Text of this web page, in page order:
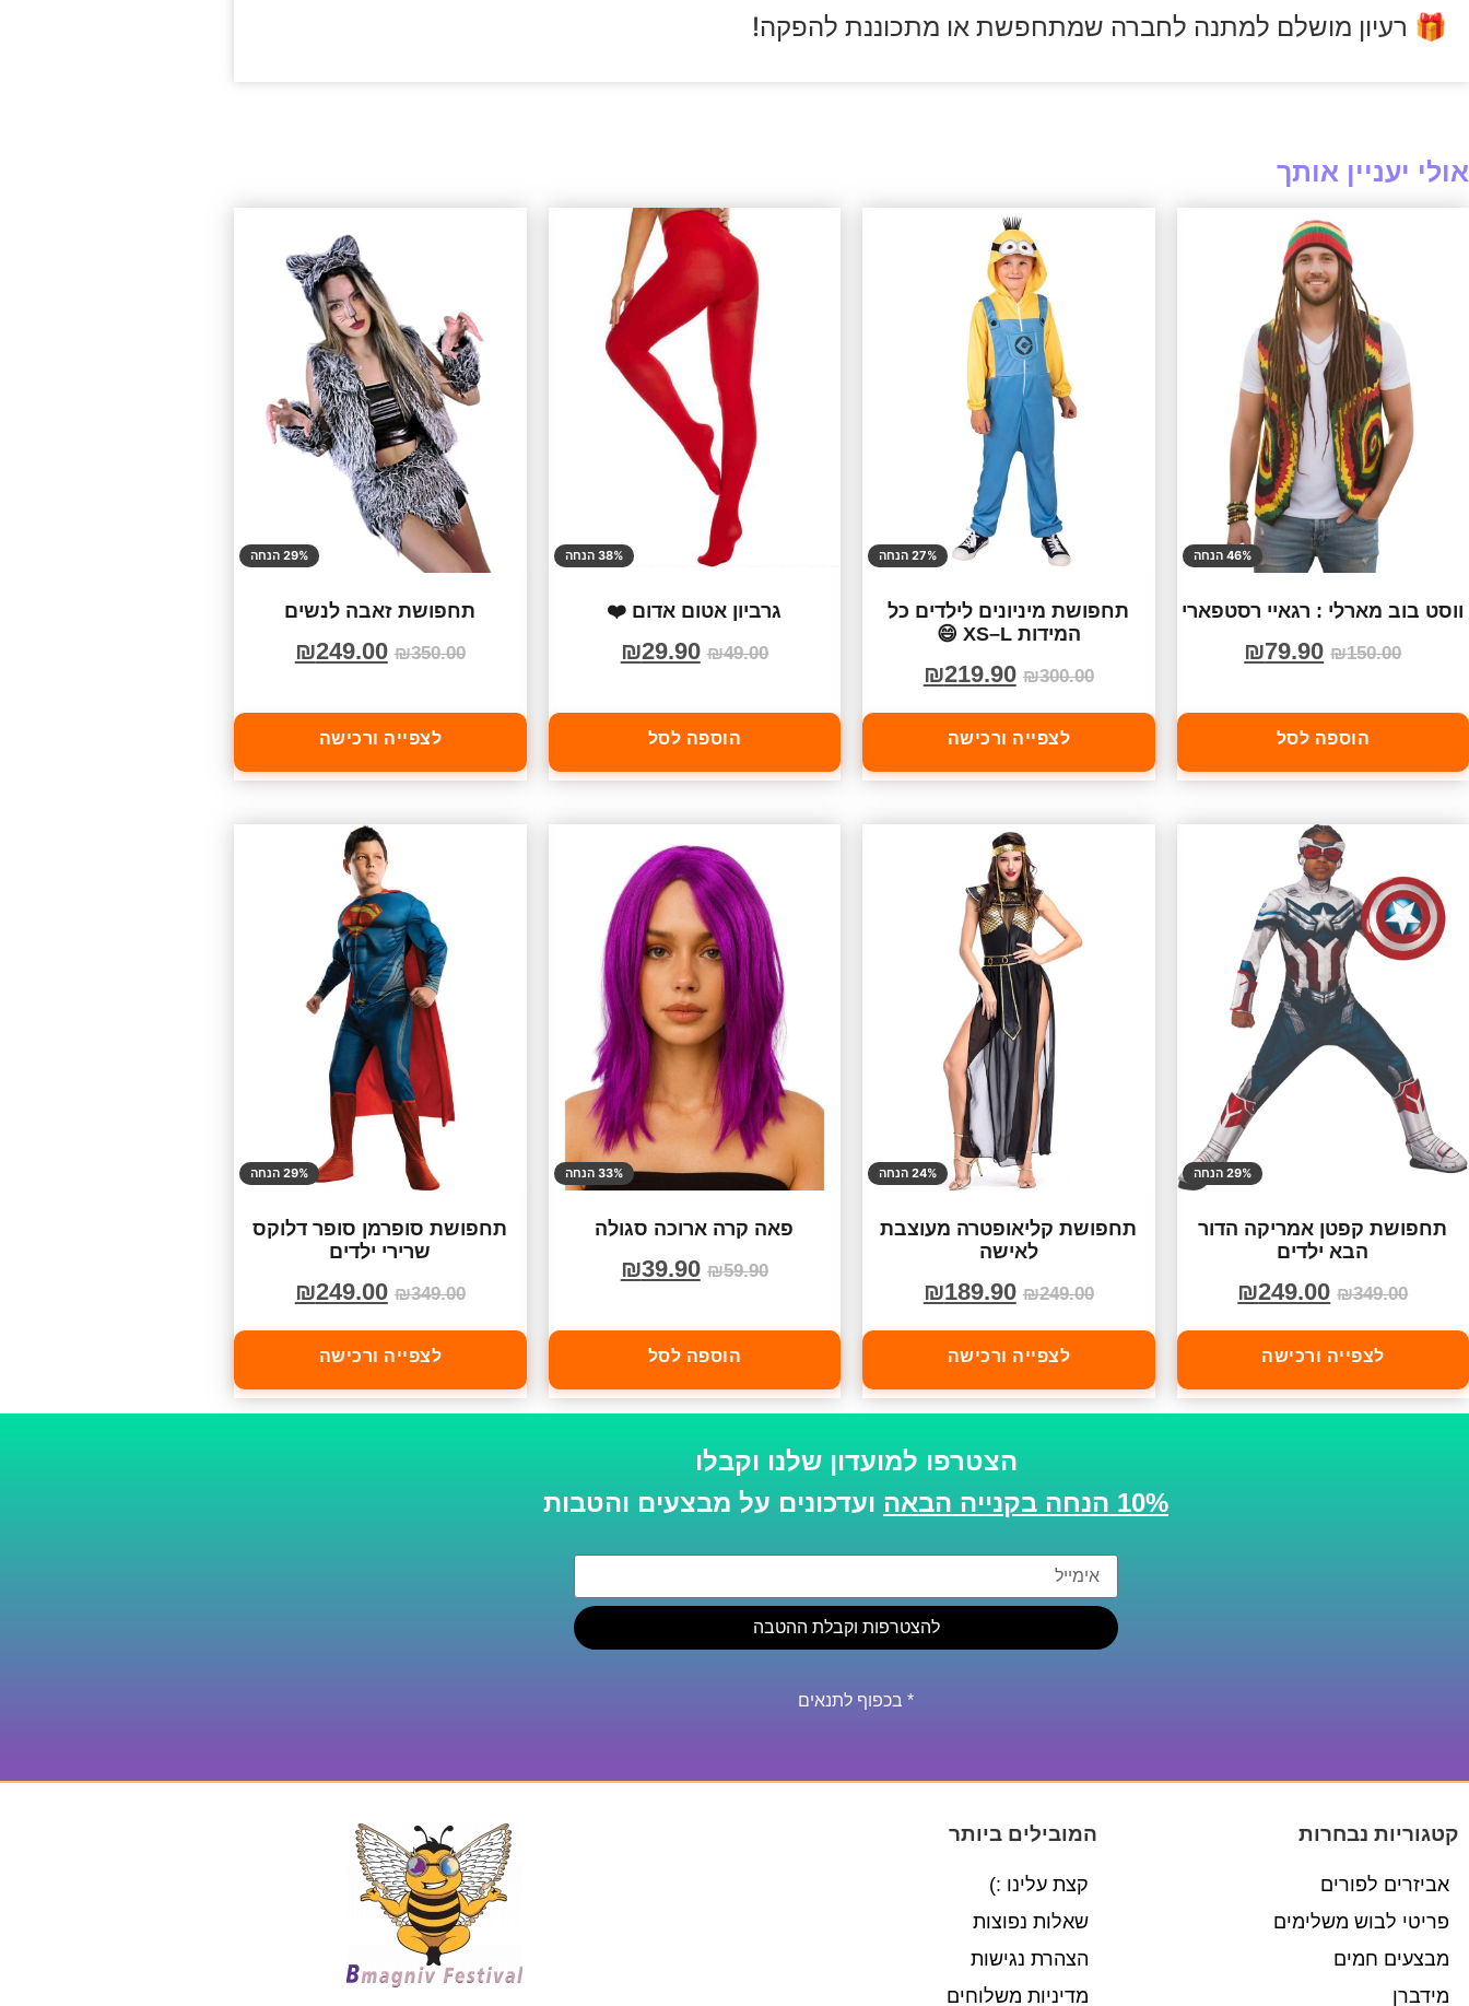
🎁 רעיון מושלם למתנה לחברה שמתחפשת או מתכוננת להפקה!
אולי יעניין אותך
46% הנחה
ווסט בוב מארלי : רגאיי רסטפארי
₪150.00
₪79.90
הוספה לסל
27% הנחה
תחפושת מיניונים לילדים כל
המידות XS–L 😄
₪300.00
₪219.90
לצפייה ורכישה
38% הנחה
גרביון אטום אדום ❤️
₪49.00
₪29.90
הוספה לסל
29% הנחה
תחפושת זאבה לנשים
₪350.00
₪249.00
לצפייה ורכישה
29% הנחה
תחפושת קפטן אמריקה הדור
הבא ילדים
₪349.00
₪249.00
לצפייה ורכישה
24% הנחה
תחפושת קליאופטרה מעוצבת
לאישה
₪249.00
₪189.90
לצפייה ורכישה
33% הנחה
פאה קרה ארוכה סגולה
₪59.90
₪39.90
הוספה לסל
29% הנחה
תחפושת סופרמן סופר דלוקס
שרירי ילדים
₪349.00
₪249.00
לצפייה ורכישה
הצטרפו למועדון שלנו וקבלו
10% הנחה בקנייה הבאה
ועדכונים על מבצעים והטבות
להצטרפות וקבלת ההטבה
* בכפוף לתנאים
קטגוריות נבחרות
אביזרים לפורים
פריטי לבוש משלימים
מבצעים חמים
מידברן
המובילים ביותר
קצת עלינו :)
שאלות נפוצות
הצהרת נגישות
מדיניות משלוחים